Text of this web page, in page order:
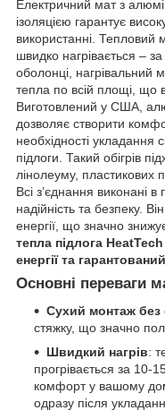
Електричний мат з
ізоляцією гарантує
використанні. Тепловий
швидко нагрівається –
оболонці, нагрівальний
тепла по всій площі, що
Виготовлений у США,
дозволяє створити
необхідності укладання
підлоги. Такий обігрів
лінолеуму, пластикових
Всі з’єднання виконані
надійність та безпеку.
енергії, що значно
тепла підлога
енергії та
Основні переваги
Сухий монтаж без
стяжку, що значно
Швидкий нагрів:
прогрівається за 10-
комфорт у вашому
одразу після